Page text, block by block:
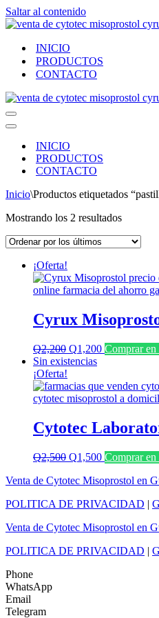
Saltar al contenido
INICIO
PRODUCTOS
CONTACTO
Menú
de
Menú
navegación
INICIO
PRODUCTOS
CONTACTO
Inicio\Productos etiquetados
Mostrando los 2 resultadosOrdenado
los
¡Oferta!
Cyrux
Q2,200 El
precio
era:
Q2,200.
Q1,200El
es:
Q1,200.
Comprar
Sin existencias
¡Oferta!
Cytotec
Q2,500 El
original
Q2,500.
Q1,500El
actual
Q1,500.
Comprar
Venta de Cytotec Misoprostol en
POLITICA DE PRIVACIDAD |
Venta de Cytotec Misoprostol en
POLITICA DE PRIVACIDAD |
Phone
WhatsApp
Email
Telegram